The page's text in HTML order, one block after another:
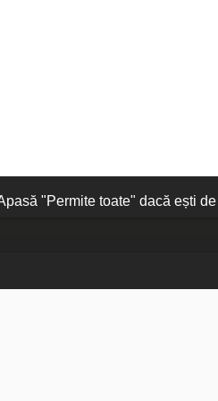
"Permite toate" dacă ești de